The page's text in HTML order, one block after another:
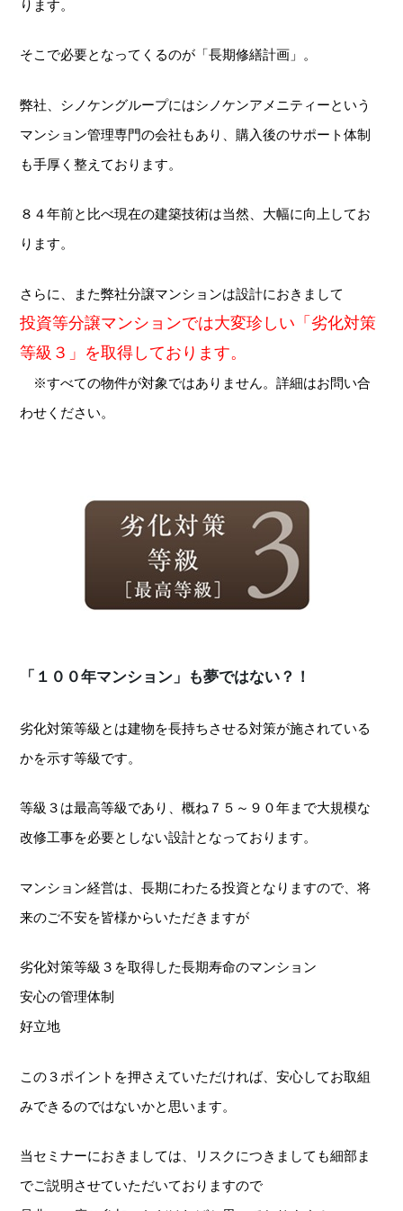
ります。
そこで必要となってくるのが「長期修繕計画」。
弊社、シノケングループにはシノケンアメニティーという
マンション管理専門の会社もあり、購入後のサポート体制
も手厚く整えております。
８４年前と比べ現在の建築技術は当然、大幅に向上してお
ります。
さらに、また弊社分譲マンションは設計におきまして
投資等分譲マンションでは大変珍しい「劣化対策
等級３」を取得しております。
※すべての物件が対象ではありません。詳細はお問い合
わせください。
「１００年マンション」も夢ではない？！
劣化対策等級とは建物を長持ちさせる対策が施されている
かを示す等級です。
等級３は最高等級であり、概ね７５～９０年まで大規模な
改修工事を必要としない設計となっております。
マンション経営は、長期にわたる投資となりますので、将
来のご不安を皆様からいただきますが
劣化対策等級３を取得した長期寿命のマンション
安心の管理体制
好立地
この３ポイントを押さえていただければ、安心してお取組
みできるのではないかと思います。
当セミナーにおきましては、リスクにつきましても細部ま
でご説明させていただいておりますので